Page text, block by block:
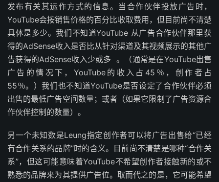
发布有关其运作方式的信息。当合作伙伴投放广告时，
YouTube会按销售价格的百分比收取费用，但目前尚不清楚
具体是多少。我们不知道YouTube 从广告合作伙伴那里获
得的AdSense收入是否比从针对渠道及其视频展示的其他广
告获得的AdSense收入少或多 。（通常是在YouTube出售
广告的情况下，YouTube的收入占45％，创作者占
55％。）我们也不知道YouTube是否设定了合作伙伴必须
出售的最低广告空间数量；或者（如果它限制了广告资源合
作伙伴控制的数量）。
另一个未知数是Leung指定创作者可以将广告出售给“已经
有合作关系的品牌”时的含义。目前尚不清楚是哪种“合作关
系”，但这可能意味着YouTube不希望创作者接触新的或不
熟悉的品牌来为其提供广告位。取而代之的是，它可能希望